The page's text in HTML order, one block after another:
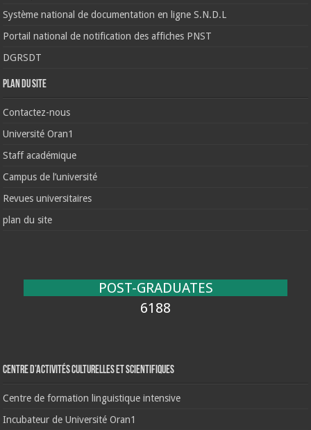
Système national de documentation en ligne S.N.D.L
Portail national de notification des affiches PNST
DGRSDT
Plan du site
Contactez-nous
Université Oran1
Staff académique
Campus de l’université
Revues universitaires
plan du site
POST-GRADUATES
6188
Centre d’activités culturelles et scientifiques
Centre de formation linguistique intensive
Incubateur de Université Oran1